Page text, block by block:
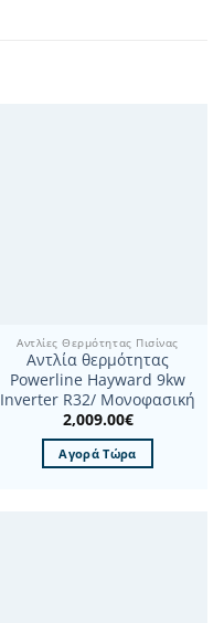
Αντλίες Θερμότητας Πισίνας
Αντλία θερμότητας
Powerline Hayward 9kw
Inverter R32/ Μονοφασική
2,009.00€
Αγορά Τώρα